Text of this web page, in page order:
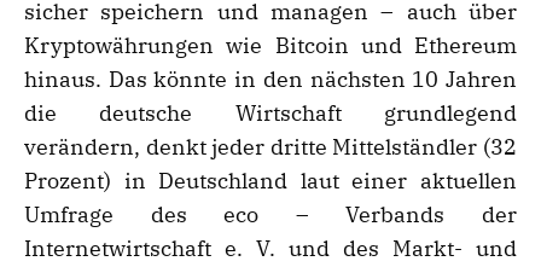
sicher speichern und managen – auch über
Kryptowährungen wie Bitcoin und Ethereum
hinaus. Das könnte in den nächsten 10 Jahren
die deutsche Wirtschaft grundlegend
verändern, denkt jeder dritte Mittelständler (32
Prozent) in Deutschland laut einer aktuellen
Umfrage des eco – Verbands der
Internetwirtschaft e. V. und des Markt- und